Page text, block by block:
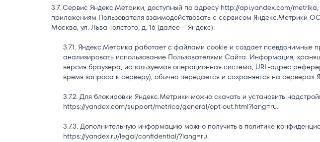
Сервис Яндекс.Метрики, доступный по адресу http://api.yandex.com/
приложениям Пользователя взаимодействовать с сервисом Яндекс.Метрики
Москва, ул. Льва Толстого, д. 16 (далее – Яндекс).
Яндекс.Метрика работает с файлами cookie и создает псевдонимные
анализировать использование Пользователями Сайта. Информация,
версия браузера, используемая операционная система, URL-адрес
время запроса к серверу), обычно передается и сохраняется на серверах
Для блокировки Яндекс.Метрики можно скачать и установить
https://yandex.com/support/metrica/general/opt-out.html?lang=ru.
Дополнительную информацию можно получить в политике
https://yandex.ru/legal/confidential/?lang=ru.